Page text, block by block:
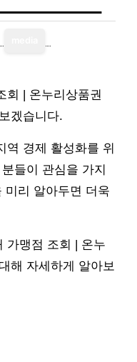
회 | 온누리상품권
겠습니다.
역 경제 활성화를 위
들이 관심을 가지
미리 알아두면 더욱
가맹점 조회 | 온누
해 자세하게 알아보